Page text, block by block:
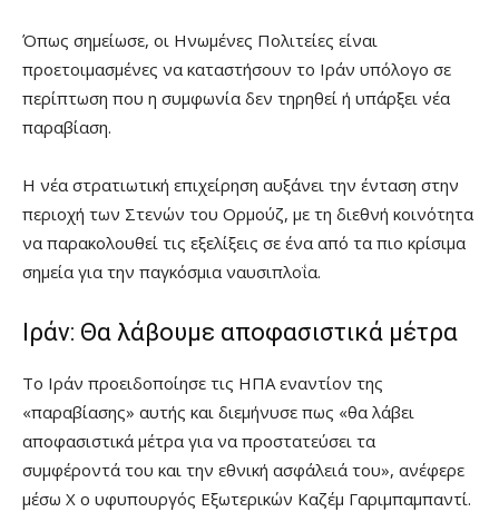
Όπως σημείωσε, οι Ηνωμένες Πολιτείες είναι
προετοιμασμένες να καταστήσουν το Ιράν υπόλογο σε
περίπτωση που η συμφωνία δεν τηρηθεί ή υπάρξει νέα
παραβίαση.
Η νέα στρατιωτική επιχείρηση αυξάνει την ένταση στην
περιοχή των Στενών του Ορμούζ, με τη διεθνή κοινότητα
να παρακολουθεί τις εξελίξεις σε ένα από τα πιο κρίσιμα
σημεία για την παγκόσμια ναυσιπλοΐα.
Ιράν: Θα λάβουμε αποφασιστικά μέτρα
Το Ιράν προειδοποίησε τις ΗΠΑ εναντίον της
«παραβίασης» αυτής και διεμήνυσε πως «θα λάβει
αποφασιστικά μέτρα για να προστατεύσει τα
συμφέροντά του και την εθνική ασφάλειά του», ανέφερε
μέσω X ο υφυπουργός Εξωτερικών Καζέμ Γαριμπαμπαντί.